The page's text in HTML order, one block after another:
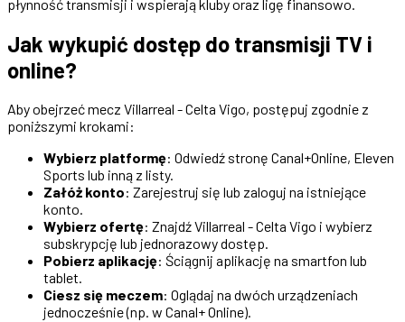
płynność transmisji i wspierają kluby oraz ligę finansowo.
Jak wykupić dostęp do transmisji TV i
online?
Aby obejrzeć mecz Villarreal - Celta Vigo, postępuj zgodnie z
poniższymi krokami:
Wybierz platformę: Odwiedź stronę Canal+Online, Eleven
Sports lub inną z listy.
Załóż konto: Zarejestruj się lub zaloguj na istniejące
konto.
Wybierz ofertę: Znajdź Villarreal - Celta Vigo i wybierz
subskrypcję lub jednorazowy dostęp.
Pobierz aplikację: Ściągnij aplikację na smartfon lub
tablet.
Ciesz się meczem: Oglądaj na dwóch urządzeniach
jednocześnie (np. w Canal+ Online).